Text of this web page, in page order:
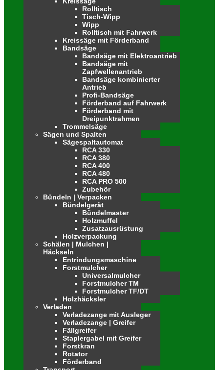
Rolltisch
Tisch-Wipp
Wipp
Rolltisch mit Fahrwerk
Kreissäge mit Förderband
Bandsäge
Bandsäge mit Elektroantrieb
Bandsäge mit
Zapfwellenantrieb
Bandsäge kombinierter
Antrieb
Profi-Bandsäge
Förderband auf Fahrwerk
Förderband mit
Dreipunktrahmen
Trommelsäge
Sägen und Spalten
Sägespaltautomat
RCA 330
RCA 380
RCA 400
RCA 480
RCA PRO 500
Zubehör
Bündeln | Verpacken
Bündelgerät
Bündelmaster
Holzmuffel
Zusatzausrüstung
Holzverpackung
Schälen | Mulchen |
Häckseln
Entrindungsmaschine
Forstmulcher
Universalmulcher
Forstmulcher TM
Forstmulcher TF/DT
Holzhäcksler
Verladen
Verladezange mit Ausleger
Verladezange | Greifer
Fällgreifer
Staplergabel mit Greifer
Forstkran
Rotator
Förderband